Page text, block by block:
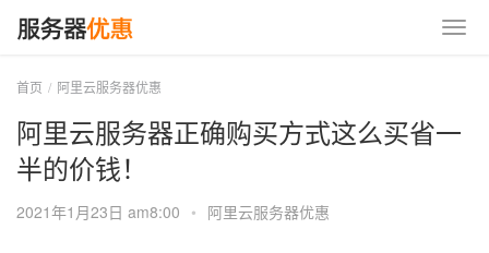
首页 阿里云服务器优惠
阿里云服务器正确购买方式这么买省一
半的价钱！
2021年1月23日 am8:00 • 阿里云服务器优惠